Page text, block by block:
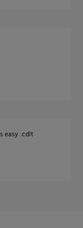
easy .cdlt